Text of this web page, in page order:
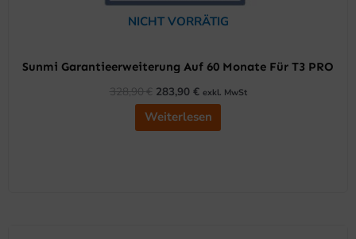
NICHT VORRÄTIG
Sunmi Garantieerweiterung Auf 60 Monate Für T3 PRO
328,90€ 283,90 € exkl. MwSt
Weiterlesen